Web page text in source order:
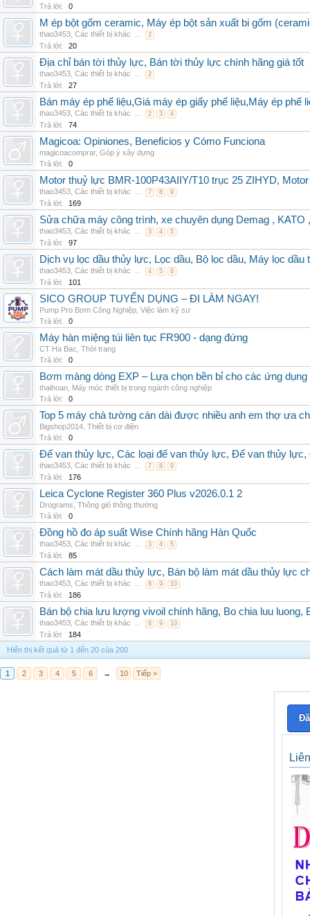
Trả lời:
0
M ép bột gốm ceramic, Máy ép bột sản xuất bi gốm
thao3453 Các thiết bị khác ... 2
Trả lời: 20
Địa chỉ bán tời thủy lực, Bán tời thủy lực chính hãng giá tốt
thao3453 Các thiết bị khác ... 2
Trả lời: 27
Bán máy ép phế liệu,Giá máy ép giấy phế liệu,Máy ép phế
thao3453 Các thiết bị khác ... 2 3 4
Trả lời: 74
Magicoa: Opiniones, Beneficios y Cómo Funciona
magicoacomprar, Góp ý xây dựng
Trả lời:
0
Motor thuỷ lực BMR-100P43AIIY/T10 trục 25 ZIHYD,
thao3453 Các thiết bị khác ... 7 8 9
Trả lời: 169
Sửa chữa máy công trình, xe chuyên dụng Demag , KATO
thao3453 Các thiết bị khác ... 3 4 5
Trả lời: 97
Dịch vụ lọc dầu thủy lực, Lọc dầu, Bộ lọc dầu, Máy lọc
thao3453 Các thiết bị khác ... 4 5 6
Trả lời: 101
SICO GROUP TUYỂN DỤNG – ĐI LÀM NGAY!
Pump Pro Bơm Công Nghiệp Việc làm kỹ sư
Trả lời:
0
Máy hàn miệng túi liên tục FR900 - dạng đứng
CT Ha Bac Thời trang
Trả lời:
0
Bơm màng dòng EXP – Lựa chọn bền bỉ cho các ứng
thaihoan Máy móc thiết bị trong ngành công nghiệp
Trả lời:
0
Top 5 máy chà tường cán dài được nhiều anh em thợ ưa
Bigshop2014 Thiết bị cơ điện
Trả lời:
0
Đế van thủy lực, Các loại đế van thủy lực, Đế van thủy
thao3453 Các thiết bị khác ... 7 8 9
Trả lời: 176
Leica Cyclone Register 360 Plus v2026.0.1 2
Drograms Thông gió thông thường
Trả lời:
0
Đồng hồ đo áp suất Wise Chính hãng Hàn Quốc
thao3453 Các thiết bị khác ... 3 4 5
Trả lời: 85
Cách làm mát dầu thủy lực, Bán bộ làm mát dầu thủy lực
thao3453 Các thiết bị khác ... 8 9 10
Trả lời: 186
Bán bộ chia lưu lượng vivoil chính hãng, Bo chia luu
thao3453 Các thiết bị khác ... 8 9 10
Trả lời:
184
Hiển thị kết quả từ 1 đến 20 của 200
1 2 3 4 5 6 → 10 Tiếp >